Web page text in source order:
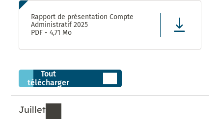
Rapport de présentation Compte
Administratif 2025
PDF - 4,71 Mo
Tout
télécharger
Juillet